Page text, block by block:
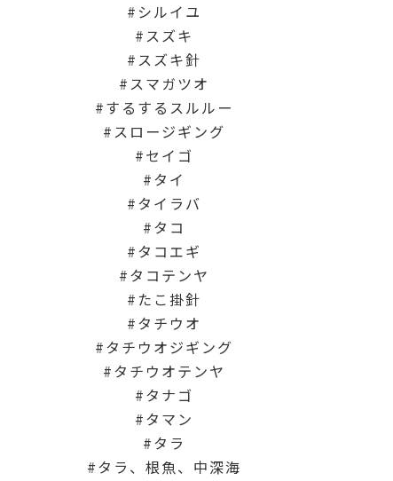
シルイユ
スズキ
スズキ針
スマガツオ
するするスルルー
スロージギング
セイゴ
タイ
タイラバ
タコ
タコエギ
タコテンヤ
たこ掛針
タチウオ
タチウオジギング
タチウオテンヤ
タナゴ
タマン
タラ
タラ、根魚、中深海